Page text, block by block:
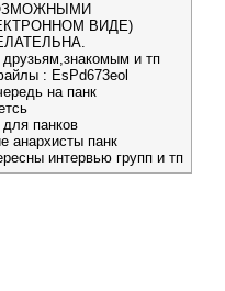
ВИДЕ)
друзьям,знакомым и тп
: EsPd673eol
на панк
панков
анархисты панк
интервью групп и тп